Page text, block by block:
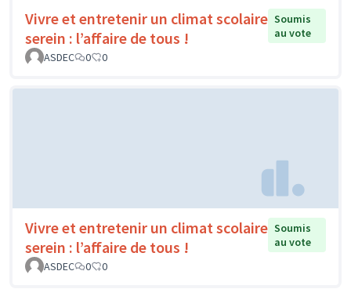
Vivre et entretenir un climat scolaire
serein : l’affaire de tous !
Soumis
au vote
ASDEC
0 0
Vivre et entretenir un climat scolaire
serein : l’affaire de tous !
Soumis
au vote
ASDEC
0 0